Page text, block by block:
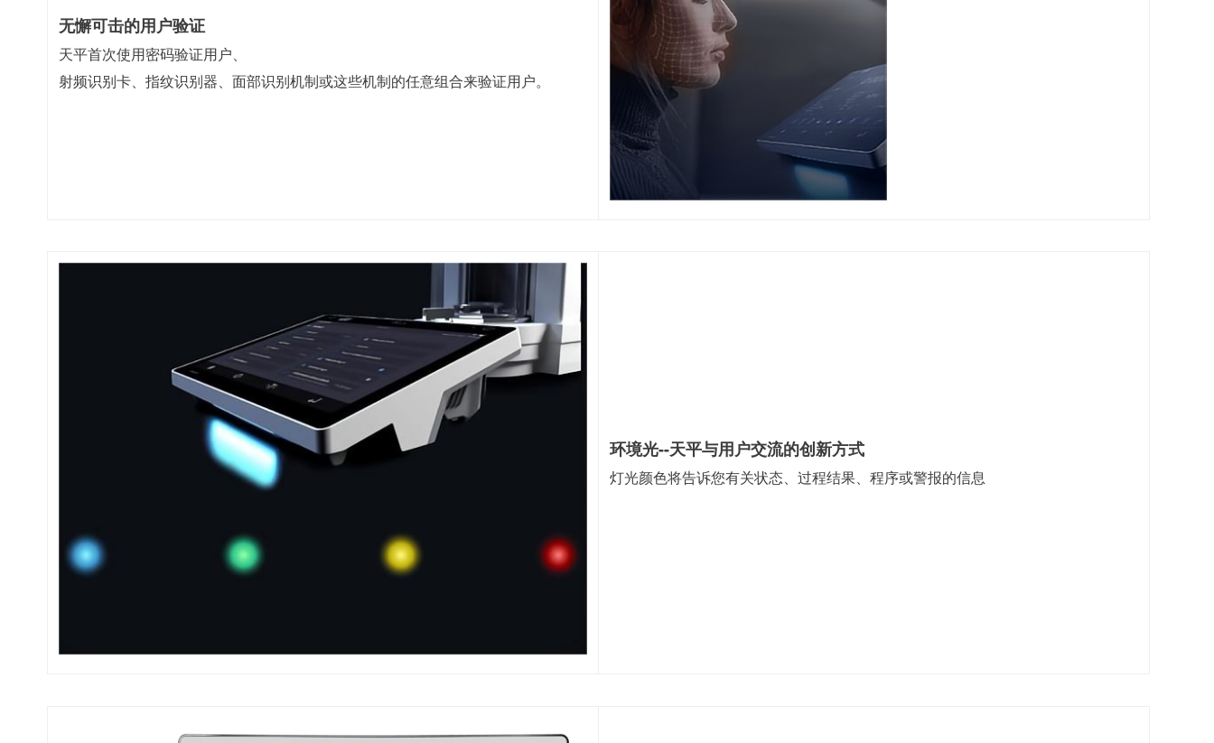
无懈可击的用户验证
天平首次使用密码验证用户、
射频识别卡、指纹识别器、面部识别机制或这些机制的任意组合来验证用户。
环境光--天平与用户交流的创新方式
灯光颜色将告诉您有关状态、过程结果、程序或警报的信息